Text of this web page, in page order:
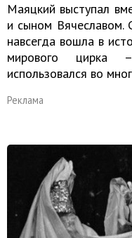
Маяцкий выступал
и сыном
навсегда вошла в
мирового цирка
использовался во
Реклама